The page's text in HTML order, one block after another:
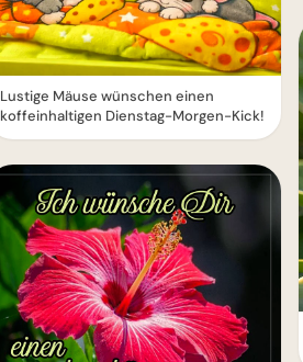
Lustige Mäuse wünschen einen
koffeinhaltigen Dienstag-Morgen-Kick!